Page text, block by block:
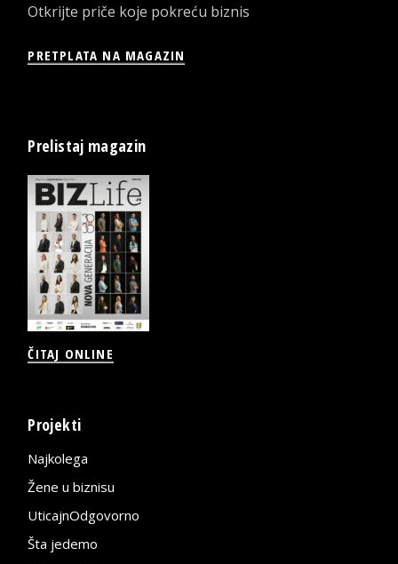
Otkrijte priče koje pokreću biznis
PRETPLATA NA MAGAZIN
Prelistaj magazin
ČITAJ ONLINE
Projekti
Najkolega
Žene u biznisu
UticajnOdgovorno
Šta jedemo